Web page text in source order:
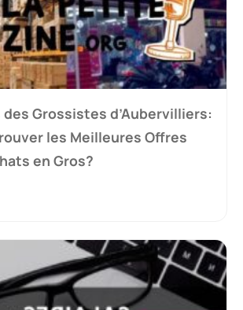
Grossistes d’Aubervilliers:
les Meilleures Offres
en Gros?